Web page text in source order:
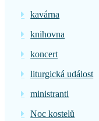
kavárna
knihovna
koncert
liturgická událost
ministranti
Noc kostelů